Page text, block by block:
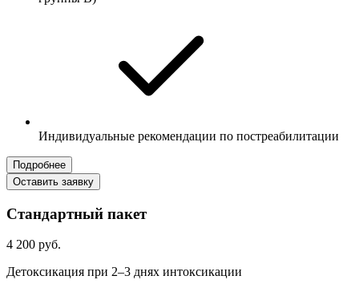
Индивидуальные рекомендации по постреабилитации
Подробнее
Оставить заявку
Стандартный пакет
4 200 руб.
Детоксикация при 2–3 днях интоксикации